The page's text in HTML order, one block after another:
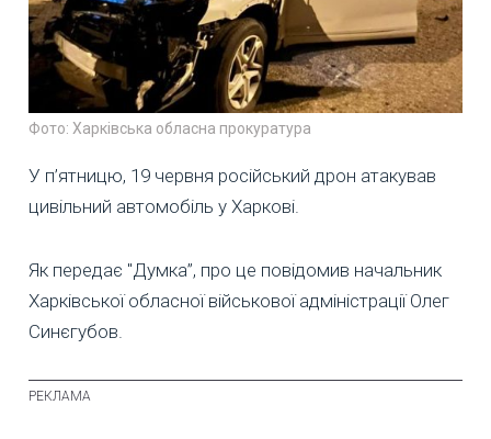
Фото: Харківська обласна прокуратура
У п’ятницю, 19 червня російський дрон атакував
цивільний автомобіль у Харкові.
Як передає "Думка”, про це повідомив начальник
Харківської обласної військової адміністрації Олег
Синєгубов.